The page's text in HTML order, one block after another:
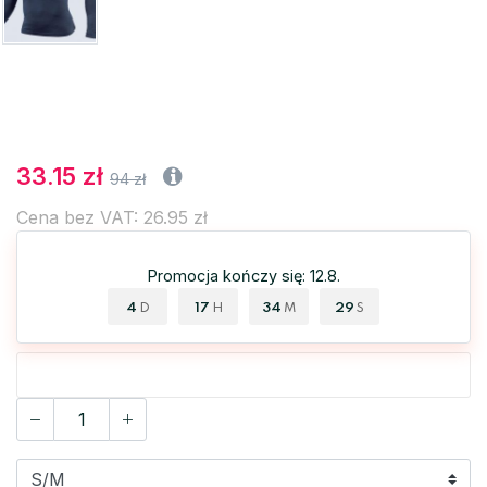
33.15 zł 94 zł
Cena bez VAT: 26.95 zł
Promocja kończy się: 12.8.
4 D 17 H 34 M 28 S